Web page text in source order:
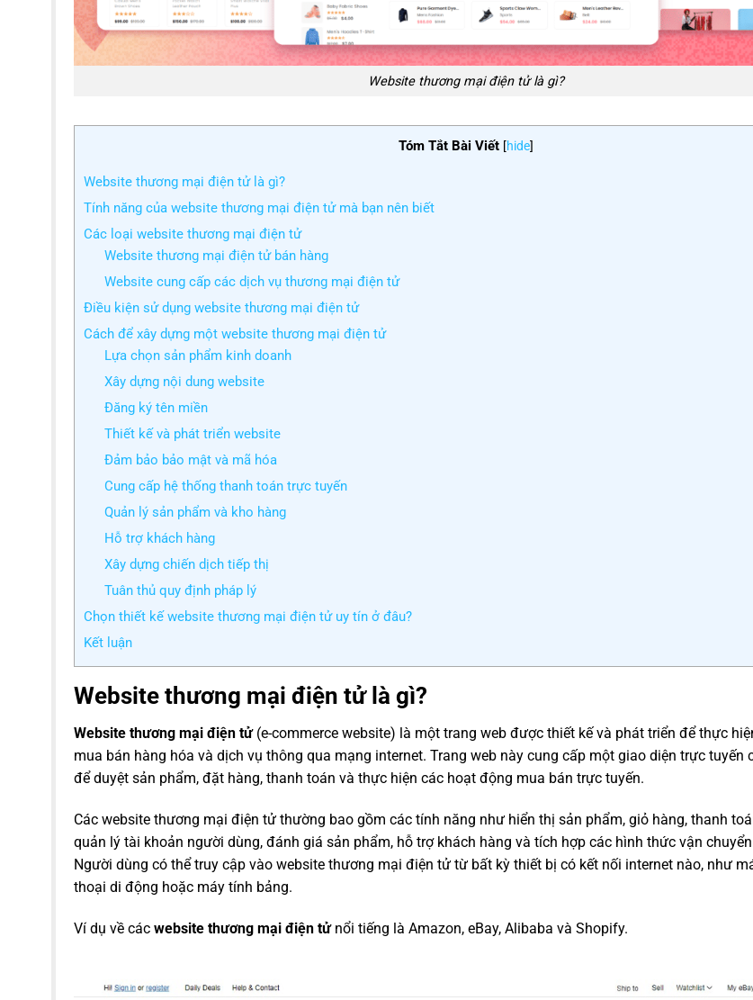
Website thương mại điện tử là gì?
Tóm Tắt Bài Viết [hide]
Website thương mại điện tử là gì?
Tính năng của website thương mại điện tử mà bạn nên biết
Các loại website thương mại điện tử
Website thương mại điện tử bán hàng
Website cung cấp các dịch vụ thương mại điện tử
Điều kiện sử dụng website thương mại điện tử
Cách để xây dựng một website thương mại điện tử
Lựa chọn sản phẩm kinh doanh
Xây dựng nội dung website
Đăng ký tên miền
Thiết kế và phát triển website
Đảm bảo bảo mật và mã hóa
Cung cấp hệ thống thanh toán trực tuyến
Quản lý sản phẩm và kho hàng
Hỗ trợ khách hàng
Xây dựng chiến dịch tiếp thị
Tuân thủ quy định pháp lý
Chọn thiết kế website thương mại điện tử uy tín ở đâu?
Kết luận
Website thương mại điện tử là gì?
Website thương mại điện tử(e-commerce website) là một trang web được thiết kế và phát triển để thực
mua bán hàng hóa và dịch vụ thông qua mạng internet. Trang web này cung cấp một giao diện trực tuyến
để duyệt sản phẩm, đặt hàng, thanh toán và thực hiện các hoạt động mua bán trực tuyến.
Các website thương mại điện tử thường bao gồm các tính năng như hiển thị sản phẩm, giỏ hàng, thanh
quản lý tài khoản người dùng, đánh giá sản phẩm, hỗ trợ khách hàng và tích hợp các hình thức vận
Người dùng có thể truy cập vào website thương mại điện tử từ bất kỳ thiết bị có kết nối internet nào, như
thoại di động hoặc máy tính bảng.
Ví dụ về các website thương mại điện tửnổi tiếng là Amazon, eBay, Alibaba và Shopify.